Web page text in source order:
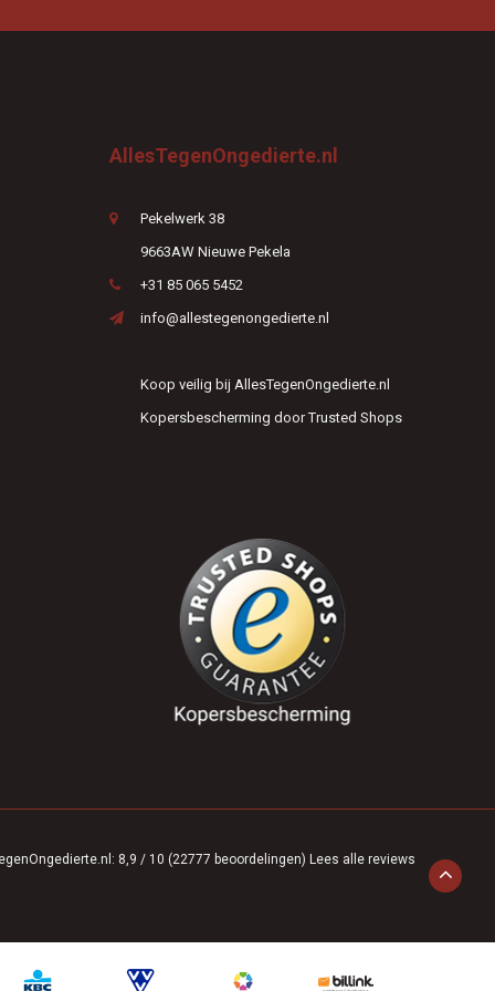
AllesTegenOngedierte.nl
Pekelwerk 38
9663AW Nieuwe Pekela
+31 85 065 5452
info@allestegenongedierte.nl
Koop veilig bij AllesTegenOngedierte.nl
Kopersbescherming door Trusted Shops
: 8,9 / 10 (22777 beoordelingen) Lees alle reviews